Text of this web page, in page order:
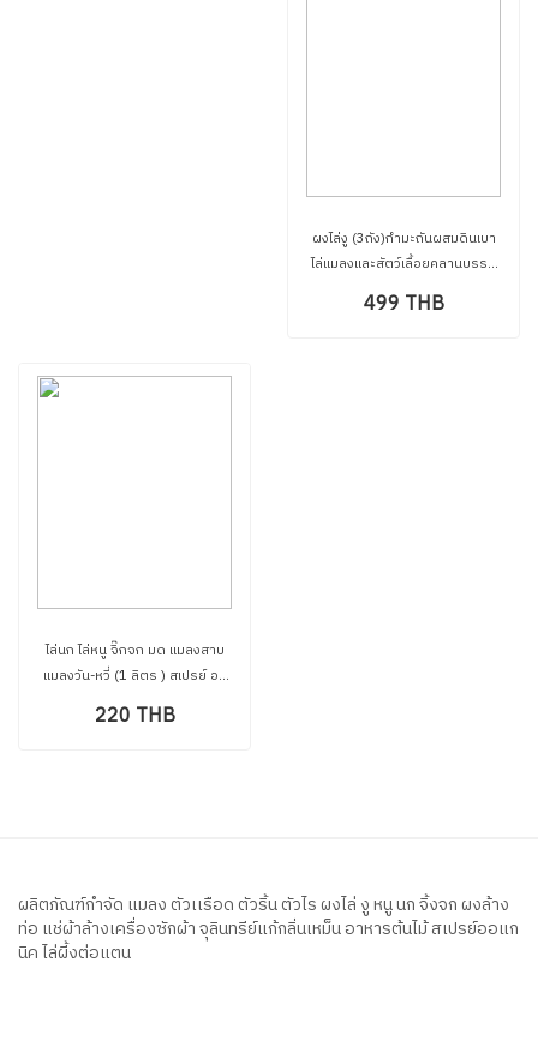
ผงไล่งู (3ถัง)กำมะถันผสมดินเบา
ไล่แมลงและสัตว์เลื้อยคลานบรรจุ
ภัณฑ์ใช้งานง่ายเก็บรักษาง่ายไม่
แข็งเป็นก้อนเพราะผสมดินเบา
499 THB
ไล่นก ไล่หนู จิ๊กจก มด แมลงสาบ
แมลงวัน-หวี่ (1 ลิตร ) สเปรย์ ออ
อิน วัน organic ปลอดภัยต่อผู้ใช้
และสัตว์เลี้ยง
220 THB
ผลิตภัณฑ์กำจัด แมลง ตัวเเรือด ตัวริ้น ตัวไร ผงไล่ งู หนู นก จิ้งจก ผงล้าง
ท่อ แช่ผ้าล้างเครื่องซักผ้า จุลินทรีย์แก้กลิ่นเหม็น อาหารต้นไม้ สเปรย์ออแก
นิค ไล่ผี้งต่อแตน